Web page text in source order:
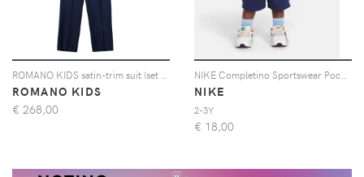
ROMANO KIDS satin-trim suit (set of three) - Blu
ROMANO KIDS
€ 268,00
NIKE Completino Sportswear Pocket azzurro e blu da bambino
NIKE
2-3Y
€ 18,00